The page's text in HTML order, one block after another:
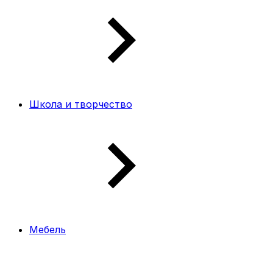
Школа и творчество
Мебель